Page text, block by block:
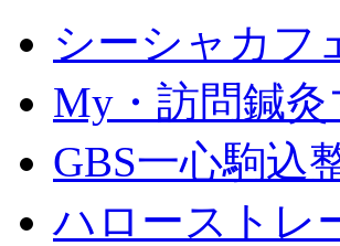
シーシャカフ
My・訪問鍼
GBS一心駒込
ハローストレ